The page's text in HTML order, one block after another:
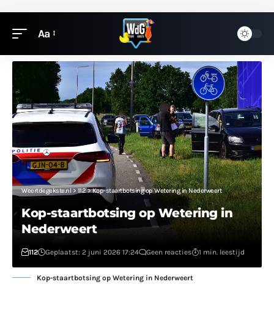
Aa
Weertdegekste.nl>112>Kop-staartbotsing op Wetering in Nederweert
Kop-staartbotsing op Wetering in
Nederweert
112 Geplaatst: 2 juni 2026 17:24 Geen reacties 1 min. leestijd
Kop-staartbotsing op Wetering in Nederweert